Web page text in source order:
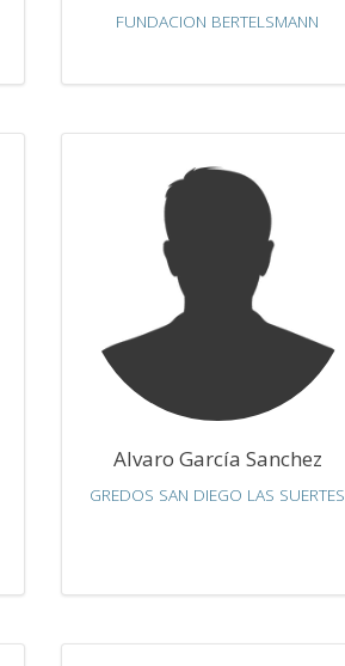
FUNDACION BERTELSMANN
Alvaro García Sanchez
GREDOS SAN DIEGO LAS SUERTES